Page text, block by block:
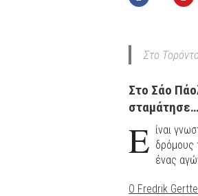
Στο
Στο Σάο
σταμάτησε…
Ε ίναι
δρόμους
ένας
Ο Fredrik